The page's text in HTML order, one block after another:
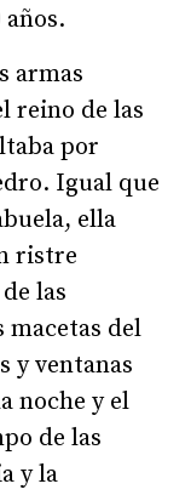
años.
armas
reino de las
por
Igual que
ella
ristre
las
macetas del
y ventanas
noche y el
de las
y la